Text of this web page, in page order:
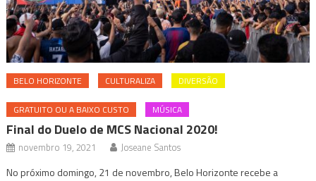
BELO HORIZONTE CULTURALIZA DIVERSÃO
GRATUITO OU A BAIXO CUSTO MÚSICA
Final do Duelo de MCS Nacional 2020!
novembro 19, 2021 Joseane Santos
No próximo domingo, 21 de novembro, Belo Horizonte recebe a